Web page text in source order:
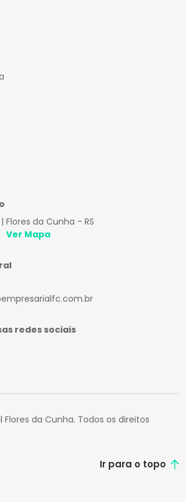
Flores da Cunha - RS
Ver Mapa
redes sociais
da Cunha. Todos os direitos
Ir para o topo